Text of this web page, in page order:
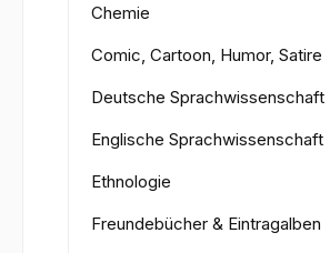
Chemie
Comic, Cartoon, Humor, Satire
Deutsche Sprachwissenschaft
Englische Sprachwissenschaft
Ethnologie
Freundebücher & Eintragalben